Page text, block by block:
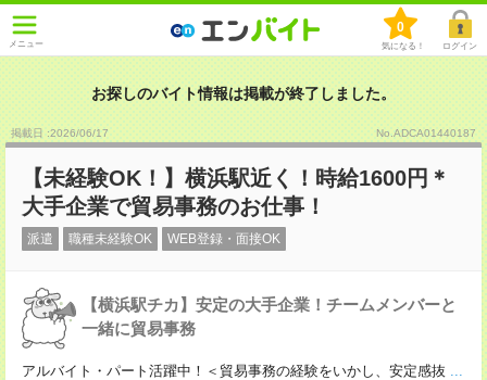
メニュー
0
気になる！ ログイン
お探しのバイト情報は掲載が終了しました。
掲載日 :2026/06/17 No.ADCA01440187
【未経験OK！】横浜駅近く！時給1600円＊
大手企業で貿易事務のお仕事！
派遣 職種未経験OK WEB登録・面接OK
【横浜駅チカ】安定の大手企業！チームメンバーと
一緒に貿易事務
アルバイト・パート活躍中！＜貿易事務の経験をいかし、安定感抜 ...